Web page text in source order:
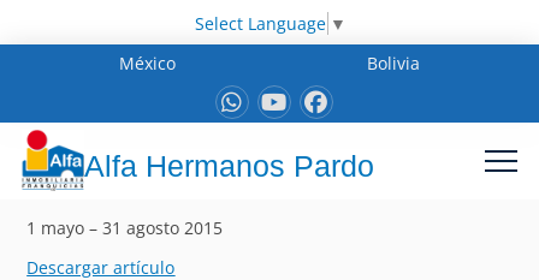
Select Language ▼
México
Bolivia
Alfa Hermanos Pardo
1 mayo – 31 agosto 2015
Descargar artículo